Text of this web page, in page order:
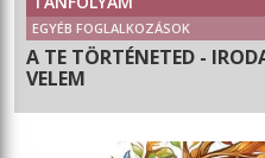
EGYÉB FOGLALKOZÁSOK
A TE TÖRTÉNETED -
VELEM